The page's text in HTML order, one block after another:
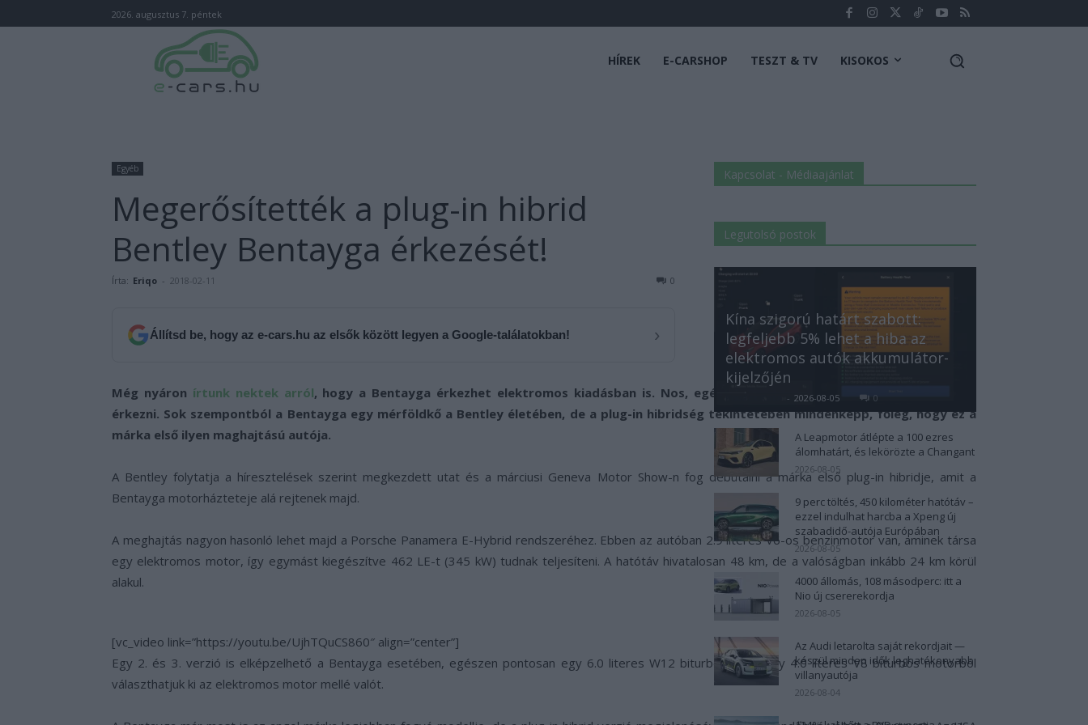
2026. augusztus 7. péntek
HÍREK E-CARSHOP TESZT & TV KISOKOS
Egyéb
Megerősítették a plug-in hibrid
Bentley Bentayga érkezését!
Írta: Eriqo - 2018-02-11 0
Állítsd be, hogy az e-cars.hu az elsők között legyen a Google-találatokban! ›
Még nyáron írtunk nektek arról, hogy a Bentayga érkezhet elektromos kiadásban is. Nos, egész pontosan plug-in hibrid verzióban fog
érkezni. Sok szempontból a Bentayga egy mérföldkő a Bentley életében, de a plug-in hibridség tekintetében mindenképp, főleg, hogy ez a
márka első ilyen maghajtású autója.
A Bentley folytatja a híresztelések szerint megkezdett utat és a márciusi Geneva Motor Show-n fog debütálni a márka első plug-in hibridje, amit a
Bentayga motorházteteje alá rejtenek majd.
A meghajtás nagyon hasonló lehet majd a Porsche Panamera E-Hybrid rendszeréhez. Ebben az autóban 2.9 literes V6-os benzinmotor van, aminek társa
egy elektromos motor, így egymást kiegészítve 462 LE-t (345 kW) tudnak teljesíteni. A hatótáv hivatalosan 48 km, de a valóságban inkább 24 km körül
alakul.
[vc_video link=”https://youtu.be/UjhTQuCS860″ align=”center”]
Egy 2. és 3. verzió is elképzelhető a Bentayga esetében, egészen pontosan egy 6.0 literes W12 biturbós vagy egy 4.0 literes V8 biturbós motorból
választhatjuk ki az elektromos motor mellé valót.
Kapcsolat - Médiaajánlat
Legutolsó postok
Kína szigorú határt szabott:
legfeljebb 5% lehet a hiba az
elektromos autók akkumulátor-
kijelzőjén
- 2026-08-05 0
A Leapmotor átlépte a 100 ezres
álomhatárt, és lekörözte a Changant
2026-08-05
9 perc töltés, 450 kilométer hatótáv –
ezzel indulhat harcba a Xpeng új
szabadidő-autója Európában
2026-08-05
4000 állomás, 108 másodperc: itt a
Nio új csererekordja
2026-08-05
Az Audi letarolta saját rekordjait —
készül minden idők leghatékonyabb
villanyautója
2026-08-04